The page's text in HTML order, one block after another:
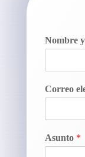
Nombre
Correo
Asunto *